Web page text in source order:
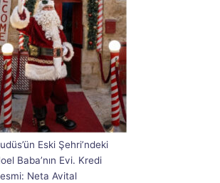
Eski Şehri’ndeki
Baba’nın Evi. Kredi
Neta Avital